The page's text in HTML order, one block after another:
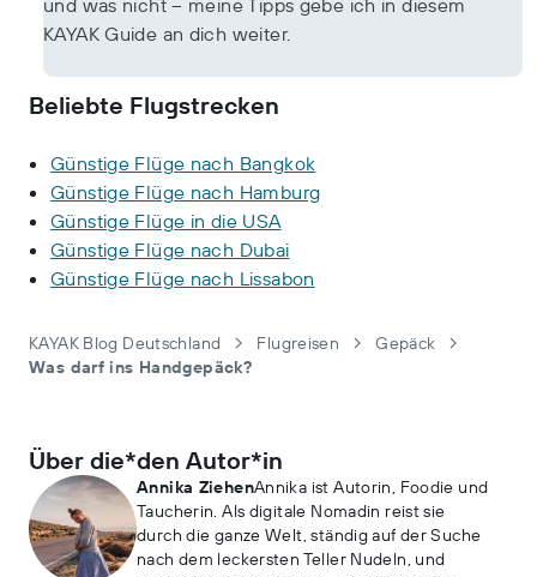
und was nicht – meine Tipps gebe ich in diesem
KAYAK Guide an dich weiter.
Beliebte Flugstrecken
Günstige Flüge nach Bangkok
Günstige Flüge nach Hamburg
Günstige Flüge in die USA
Günstige Flüge nach Dubai
Günstige Flüge nach Lissabon
KAYAK Blog Deutschland Flugreisen
Gepäck
Was darf ins Handgepäck?
Über die*den Autor*in
Annika ZiehenAnnika ist Autorin, Foodie und
Taucherin. Als digitale Nomadin reist sie
durch die ganze Welt, ständig auf der Suche
nach dem leckersten Teller Nudeln, und